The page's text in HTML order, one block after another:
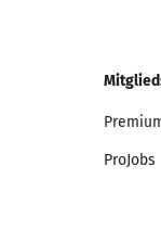
ProJobs